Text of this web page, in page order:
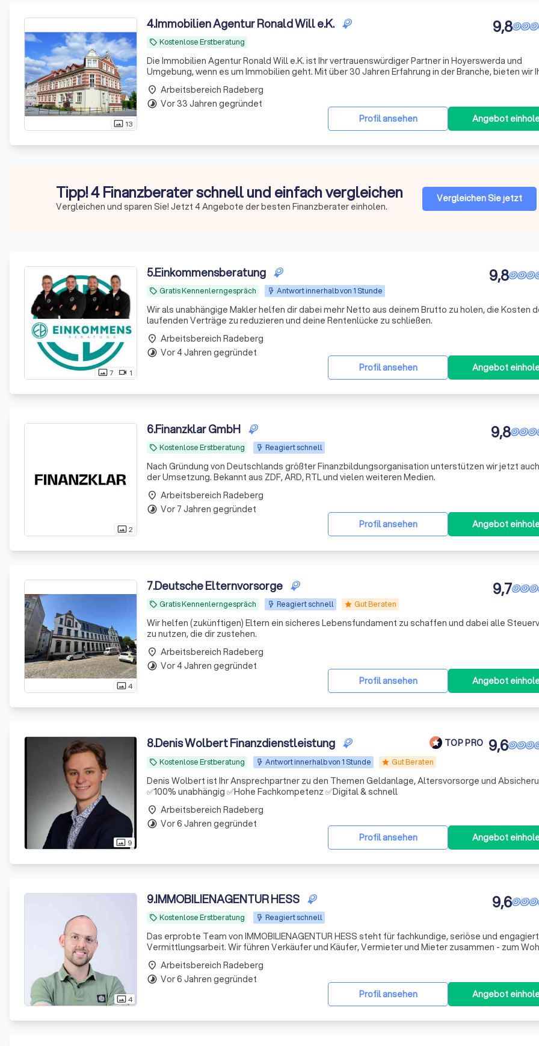
photo_size_select_actual 13
4.Immobilien Agentur Ronald Will e.K.
local_offer Kostenlose Erstberatung
9,8
Die Immobilien Agentur Ronald Will e.K. ist Ihr vertrauenswürdiger Partner in Hoyerswerda und
Umgebung, wenn es um Immobilien geht. Mit über 30 Jahren Erfahrung in der Branche, bieten wir
eine umfassende und professionelle Beratung rund um den Kauf, Verkauf und die Vermietung von
Immobilien. U
Profil ansehen Angebot
place Arbeitsbereich Radeberg
timelapse Vor 33 Jahren gegründet
Tipp! 4 Finanzberater schnell und einfach vergleichen
Vergleichen und sparen Sie! Jetzt 4 Angebote der besten Finanzberater einholen.
Vergleichen Sie jetzt
photo_size_select_actual7 videocam 1
5.Einkommensberatung
local_offer Gratis Kennenlerngespräch Antwort innerhalb von 1 Stunde
9,8
Wir als unabhängige Makler helfen dir dabei mehr Netto aus deinem Brutto zu holen, die Kosten
laufenden Verträge zu reduzieren und deine Rentenlücke zu schließen.
Profil ansehen Angebot
place Arbeitsbereich Radeberg
timelapse Vor 4 Jahren gegründet
photo_size_select_actual2
6.Finanzklar GmbH
local_offer Kostenlose Erstberatung Reagiert schnell
9,8
Nach Gründung von Deutschlands größter Finanzbildungsorganisation unterstützen wir jetzt
der Umsetzung. Bekannt aus ZDF, ARD, RTL und vielen weiteren Medien.
Profil ansehen Angebot
place Arbeitsbereich Radeberg
timelapse Vor 7 Jahren gegründet
photo_size_select_actual4
7.Deutsche Elternvorsorge
local_offer Gratis Kennenlerngespräch Reagiert schnell star Gut Beraten
9,7
Wir helfen (zukünftigen) Eltern ein sicheres Lebensfundament zu schaffen und dabei alle
zu nutzen, die dir zustehen.
Profil ansehen Angebot
place Arbeitsbereich Radeberg
timelapse Vor 4 Jahren gegründet
photo_size_select_actual 9
8.Denis Wolbert Finanzdienstleistung TOP PRO
local_offer Kostenlose Erstberatung Antwort innerhalb von 1 Stunde star Gut Beraten
9,6
Denis Wolbert ist Ihr Ansprechpartner zu den Themen Geldanlage, Altersvorsorge und
✅100% unabhängig ✅Hohe Fachkompetenz ✅Digital & schnell
Profil ansehen Angebot
place Arbeitsbereich Radeberg
timelapse Vor 6 Jahren gegründet
photo_size_select_actual4
9.IMMOBILIENAGENTUR HESS
local_offer Kostenlose Erstberatung Reagiert schnell
9,6
Das erprobte Team von IMMOBILIENAGENTUR HESS steht für fachkundige, seriöse und
Vermittlungsarbeit. Wir führen Verkäufer und Käufer, Vermieter und Mieter zusammen - zum
Beteiligten. Hinter dem Gründer, Stanley Hess, steht ein Team aus erfahrenen und qualifizierten
Immobiliene
Profil ansehen Angebot
place Arbeitsbereich Radeberg
timelapse Vor 6 Jahren gegründet